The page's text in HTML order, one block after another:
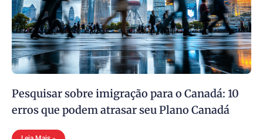
Pesquisar sobre imigração para o Canadá: 10
erros que podem atrasar seu Plano Canadá